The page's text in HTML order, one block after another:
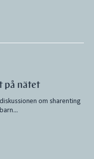
på nätet
om sharenting